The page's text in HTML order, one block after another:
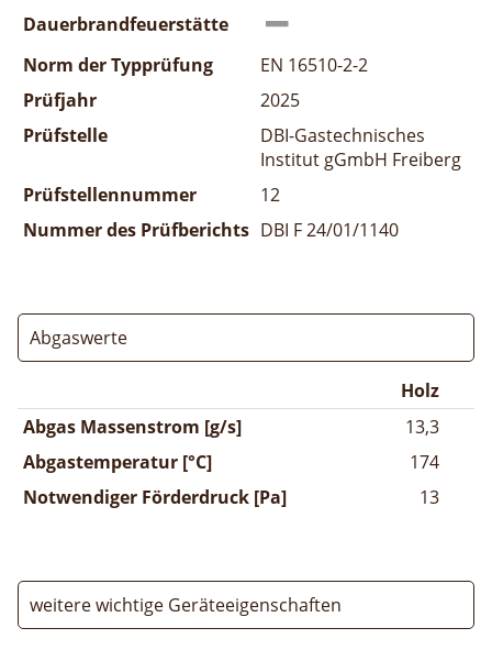
Dauerbrandfeuerstätte
Norm der Typprüfung
EN 16510-2-2
Prüfjahr
2025
Prüfstelle
DBI-Gastechnisches
Institut gGmbH Freiberg
Prüfstellennummer
12
Nummer des Prüfberichts DBI F 24/01/1140
Abgaswerte
Holz
Abgas Massenstrom [g/s]
13,3
Abgastemperatur [°C]
174
Notwendiger Förderdruck [Pa]
13
weitere wichtige Geräteeigenschaften